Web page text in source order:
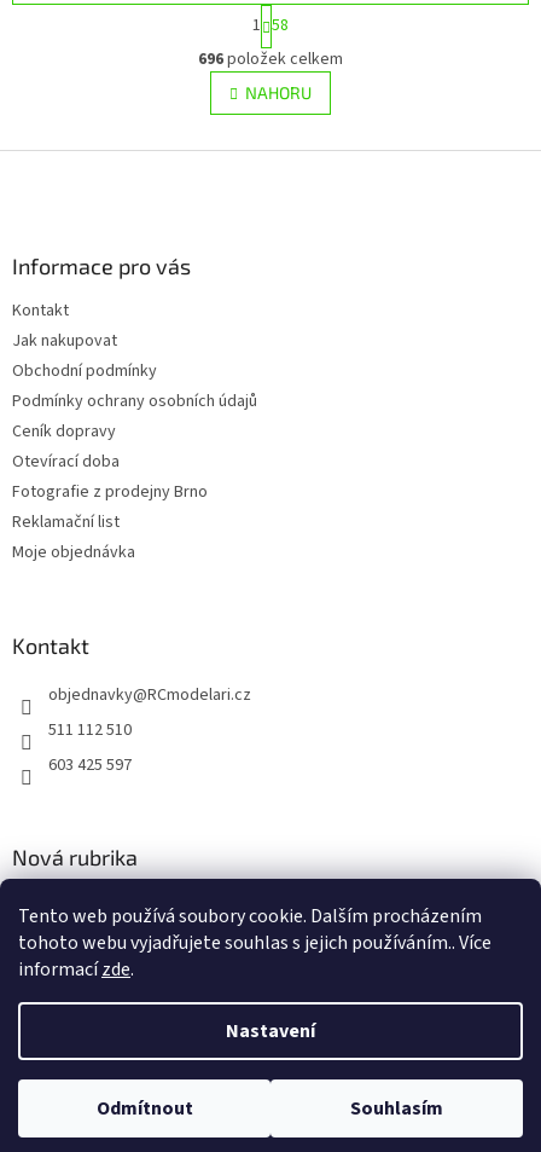
Tento web používá soubory cookie. Dalším procházením
tohoto webu vyjadřujete souhlas s jejich používáním.. Více
informacízde.
Nastavení
Odmítnout Souhlasím
O
v
l
á
S
t
r
á
n
k
v
1 58
696položek celkem
NAHORU
Informace pro vás
Kontakt
Jak nakupovat
Obchodní podmínky
Podmínky ochrany osobních údajů
Ceník dopravy
Otevírací doba
Fotografie z prodejny Brno
Reklamační list
Moje objednávka
Kontakt
objednavky@RCmodelari.cz
511 112 510
603 425 597
Nová rubrika
2.4.2020
Vytvořil Shoptet
Copyright 2026RC modeláři . Všechna práva vyhrazena.